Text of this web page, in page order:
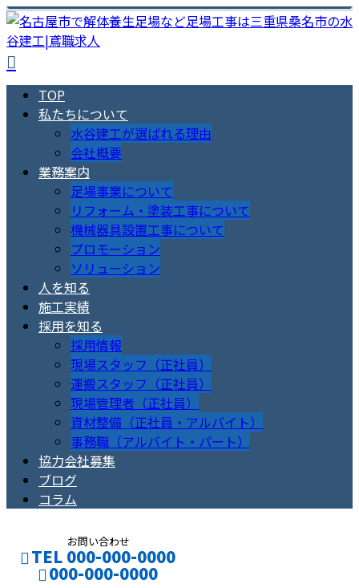
TOP
私たちについて
水谷建工が選ばれる理由
会社概要
業務案内
足場事業について
リフォーム・塗装工事について
機械器具設置工事について
プロモーション
ソリューション
人を知る
施工実績
採用を知る
採用情報
現場スタッフ（正社員）
運搬スタッフ（正社員）
現場管理者（正社員）
資材整備（正社員・アルバイト）
事務職（アルバイト・パート）
協力会社募集
ブログ
コラム
お問い合わせ
TEL 000-000-0000
000-000-0000